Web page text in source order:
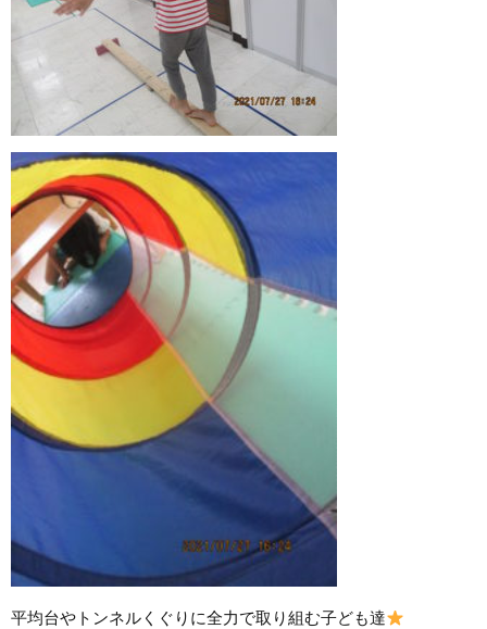
平均台やトンネルくぐりに全力で取り組む子ども達